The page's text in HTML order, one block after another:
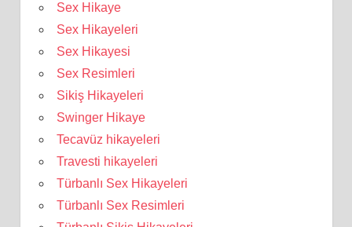
Sex Hikaye
Sex Hikayeleri
Sex Hikayesi
Sex Resimleri
Sikiş Hikayeleri
Swinger Hikaye
Tecavüz hikayeleri
Travesti hikayeleri
Türbanlı Sex Hikayeleri
Türbanlı Sex Resimleri